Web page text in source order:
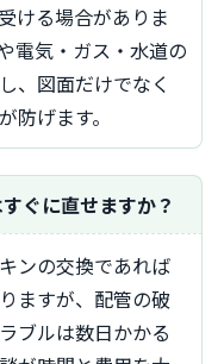
ける場合がありま
電気・ガス・水道の
、図面だけでなく
防げます。
ぐに直せますか？
ますが、配管の破
ブルは数日かかる